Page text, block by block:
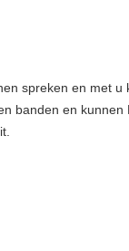
spreken en met u
banden en kunnen